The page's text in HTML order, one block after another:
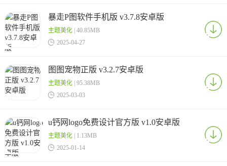
暴走P图软件手机版 v3.7.8安卓版
主题美化| 40.85MB
 2025-04-27
图图宠物正版 v3.2.7安卓版
主题美化| 95.38MB
 2025-03-03
u钙网logo免费设计官方版 v1.0安卓版
主题美化| 1.13MB
 2025-01-14